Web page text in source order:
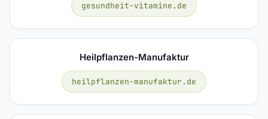
gesundheit-vitamine.de
Heilpflanzen-Manufaktur
heilpflanzen-manufaktur.de